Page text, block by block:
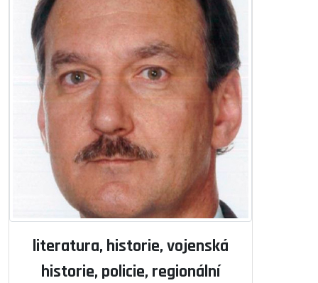
literatura, historie, vojenská
historie, policie, regionální